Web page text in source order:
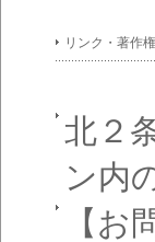
リンク・著作
北２
ン内
【